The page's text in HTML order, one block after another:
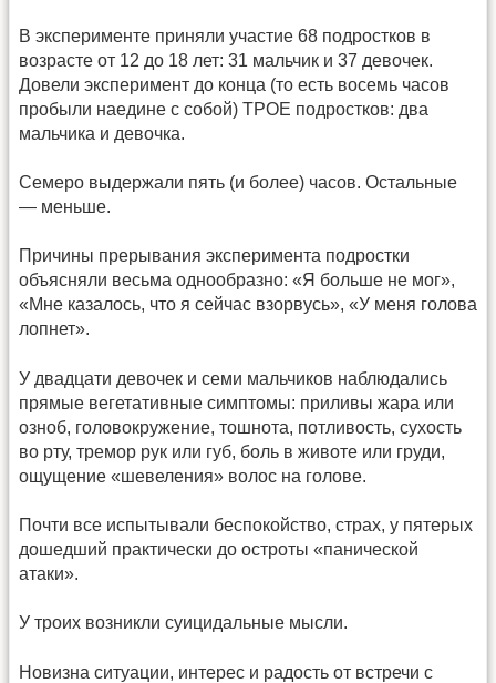
В эксперименте приняли участие 68 подростков в
возрасте от 12 до 18 лет: 31 мальчик и 37 девочек.
Довели эксперимент до конца (то есть восемь часов
пробыли наедине с собой) ТРОЕ подростков: два
мальчика и девочка.
Семеро выдержали пять (и более) часов. Остальные
— меньше.
Причины прерывания эксперимента подростки
объясняли весьма однообразно: «Я больше не мог»,
«Мне казалось, что я сейчас взорвусь», «У меня голова
лопнет».
У двадцати девочек и семи мальчиков наблюдались
прямые вегетативные симптомы: приливы жара или
озноб, головокружение, тошнота, потливость, сухость
во рту, тремор рук или губ, боль в животе или груди,
ощущение «шевеления» волос на голове.
Почти все испытывали беспокойство, страх, у пятерых
дошедший практически до остроты «панической
атаки».
У троих возникли суицидальные мысли.
Новизна ситуации, интерес и радость от встречи с